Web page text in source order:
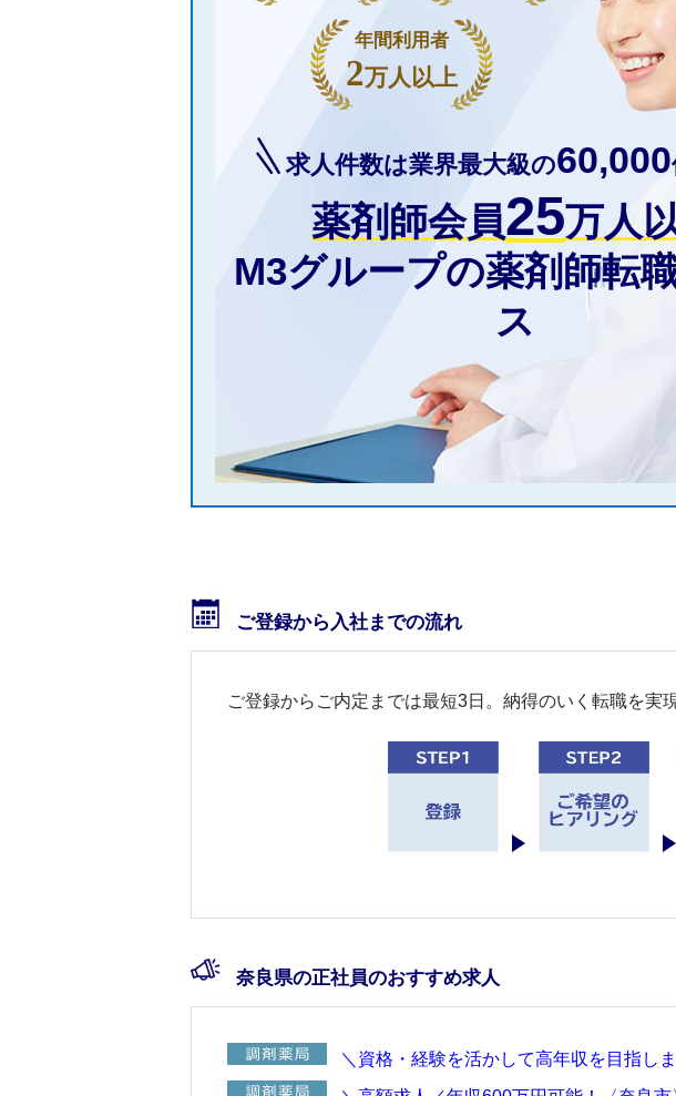
求人件数は業界最大級の60,000
薬剤師会員25万人
M3グループの薬剤師転
ス
年間利用者
2万人以上
ご登録から入社までの流れ
ご登録からご内定までは最短3日。納得のいく転職を実
奈良県の正社員のおすすめ求人
＼資格・経験を活かして高年収を目指し